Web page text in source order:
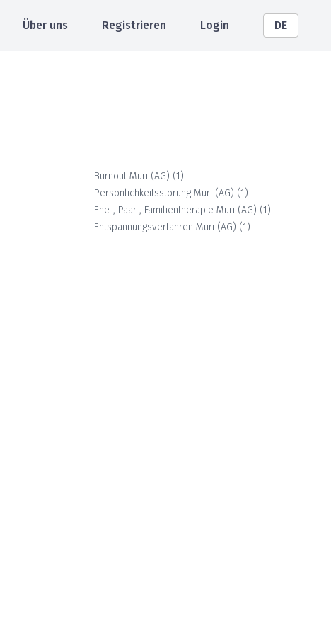
Über uns Registrieren Login DE
Burnout Muri (AG) (1)
Persönlichkeitsstörung Muri (AG) (1)
Ehe-, Paar-, Familientherapie Muri (AG) (1)
Entspannungsverfahren Muri (AG) (1)